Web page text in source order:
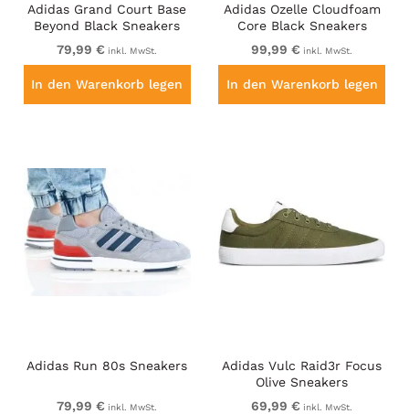
Adidas Grand Court Base
Beyond Black Sneakers
79,99 € inkl. MwSt.
In den Warenkorb legen
Adidas Ozelle Cloudfoam
Core Black Sneakers
99,99 € inkl. MwSt.
In den Warenkorb legen
Adidas Run 80s Sneakers
79,99 € inkl. MwSt.
Adidas Vulc Raid3r Focus
Olive Sneakers
69,99 € inkl. MwSt.